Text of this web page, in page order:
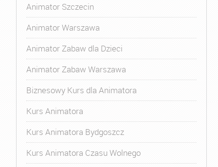
Animator Szczecin
Animator Warszawa
Animator Zabaw dla Dzieci
Animator Zabaw Warszawa
Biznesowy Kurs dla Animatora
Kurs Animatora
Kurs Animatora Bydgoszcz
Kurs Animatora Czasu Wolnego